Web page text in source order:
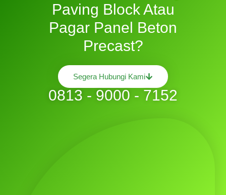
Paving Block Atau
Pagar Panel Beton
Precast?
Segera Hubungi Kami
0813 - 9000 - 7152